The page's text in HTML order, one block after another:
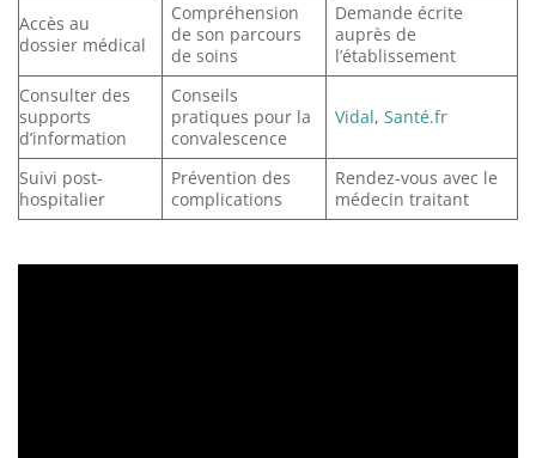
Accès au
dossier médical
Compréhension
de son parcours
de soins
Demande écrite
auprès de
l’établissement
Consulter des
supports
d’information
Conseils
pratiques pour la
convalescence
Vidal,Santé.fr
Suivi post-
hospitalier
Prévention des
complications
Rendez-vous avec le
médecin traitant